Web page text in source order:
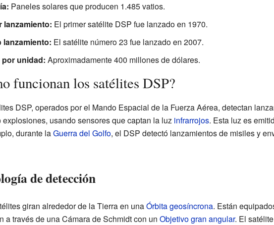
Paneles solares que producen 1.485 vatios.
lanzamiento: El primer satélite DSP fue lanzado en 1970.
lanzamiento: El satélite número 23 fue lanzado en 2007.
unidad: Aproximadamente 400 millones de dólares.
funcionan los satélites DSP?
DSP, operados por el Mando Espacial de la Fuerza Aérea, detectan
explosiones, usando sensores que captan la luz infrarrojos. Esta luz es
durante laGuerra del Golfo, el DSP detectó lanzamientos de misiles y
de detección
giran alrededor de la Tierra en unaÓrbita geosíncrona. Están
a través de una Cámara de Schmidt con un Objetivo gran angular. El